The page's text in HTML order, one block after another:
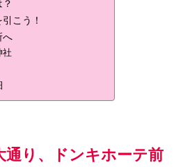
こう！
へ
社
通り、ドンキホーテ前